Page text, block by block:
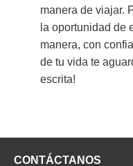
manera de viajar.
la oportunidad de
manera, con
de tu vida te
escrita!
CONTÁCTANOS